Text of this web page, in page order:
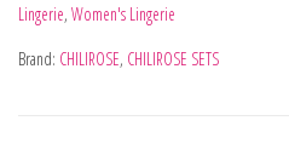
Lingerie, Women's Lingerie
Brand: CHILIROSE, CHILIROSE SETS